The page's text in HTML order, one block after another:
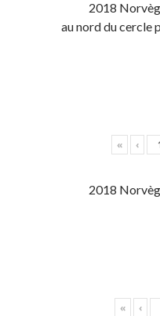
2018
au nord du cercle
« ‹
2018
« ‹